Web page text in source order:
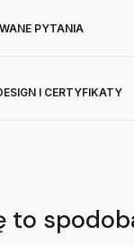
PYTANIA
I CERTYFIKATY
to